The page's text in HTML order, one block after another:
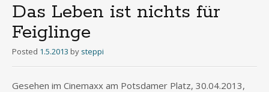
Das Leben ist nichts für
Feiglinge
Posted 1.5.2013 by steppi
Gesehen im Cinemaxx am Potsdamer Platz, 30.04.2013,